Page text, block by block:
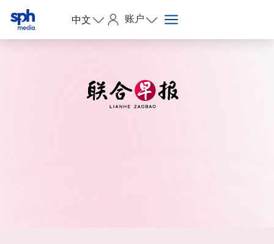
中文 账户